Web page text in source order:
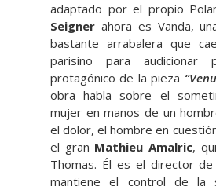
adaptado por el propio
Seigner ahora es Vanda,
bastante arrabalera que
parisino para audicionar
protagónico de la pieza
obra habla sobre el
mujer en manos de un
el dolor, el hombre en
el gran Mathieu Amalric,
Thomas. Él es el director
mantiene el control de la